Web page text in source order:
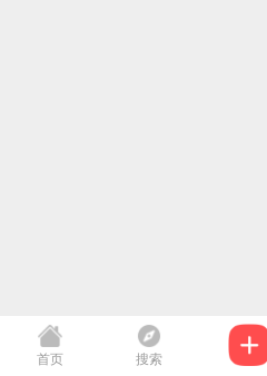
首页 搜索